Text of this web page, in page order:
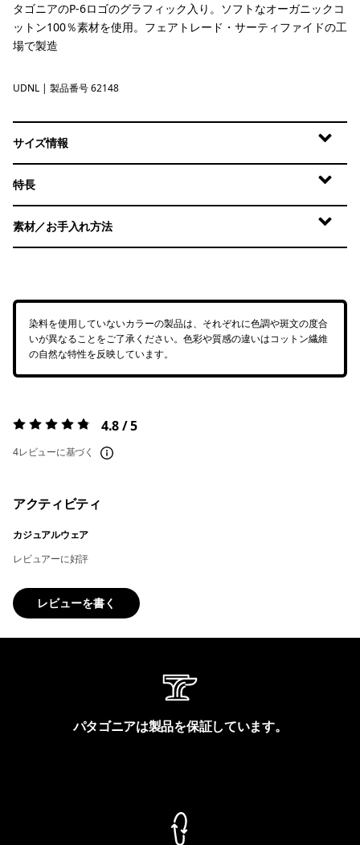
タゴニアのP-6ロゴのグラフィック入り。ソフトなオーガニックコ
ットン100％素材を使用。フェアトレード・サーティファイドの工
場で製造
Undyed Natural
UDNL | 製品番号 62148
サイズ情報
特長
素材／お手入れ方法
染料を使用していないカラーの製品は、それぞれに色調や斑文の度合
いが異なることをご了承ください。色彩や質感の違いはコットン繊維
の自然な特性を反映しています。
評価:4.8 / 5 4.8 / 5
4レビューに基づく
アクティビティ
カジュアルウェア
レビュアーに好評
レビューを書く
パタゴニアは製品を保証しています。